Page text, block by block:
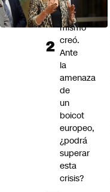
que
él
mismo
creó.
Ante
la
amenaza
de
un
boicot
europeo,
¿podrá
superar
esta
crisis?